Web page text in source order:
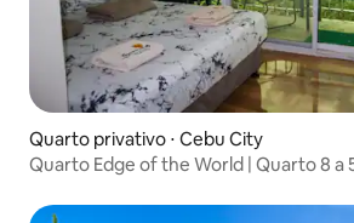
Quarto privativo ⋅ Cebu City
Quarto Edge of the World | Quarto 8 a